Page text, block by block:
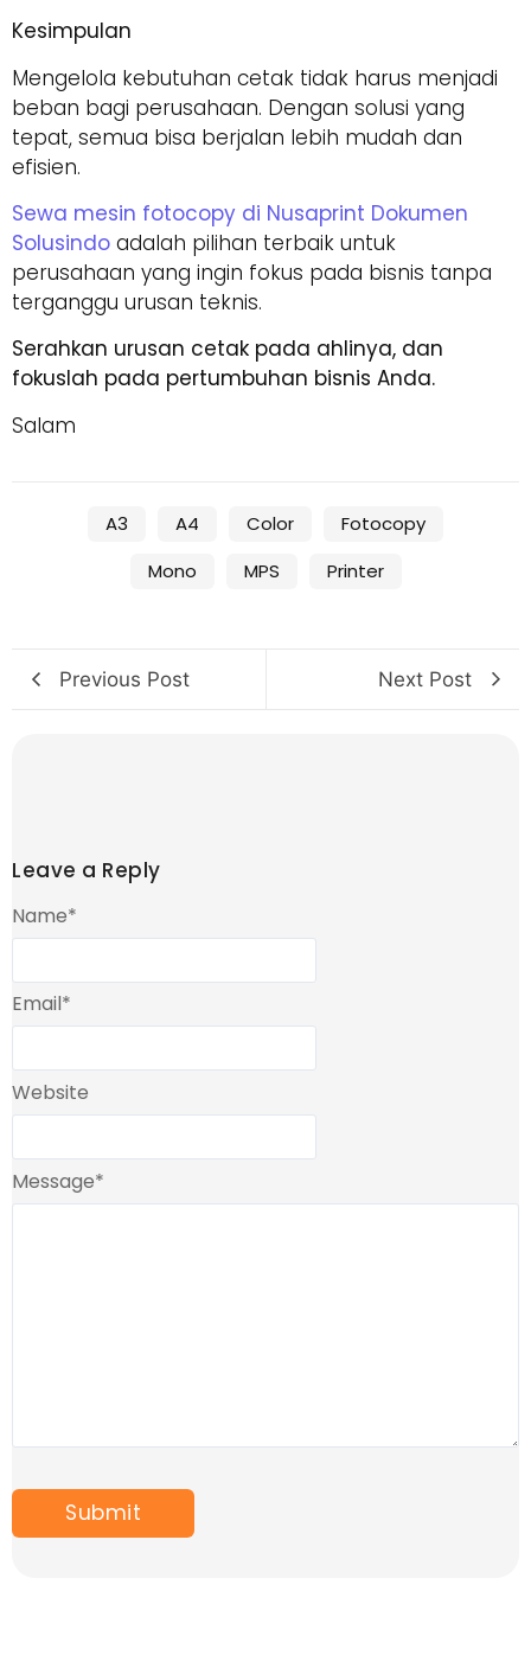
Kesimpulan
Mengelola kebutuhan cetak tidak harus menjadi
beban bagi perusahaan. Dengan solusi yang
tepat, semua bisa berjalan lebih mudah dan
efisien.
Sewa mesin fotocopy di Nusaprint Dokumen
Solusindo adalah pilihan terbaik untuk
perusahaan yang ingin fokus pada bisnis tanpa
terganggu urusan teknis.
Serahkan urusan cetak pada ahlinya, dan
fokuslah pada pertumbuhan bisnis Anda.
Salam
A3 A4 Color
Fotocopy
Mono
MPS Printer
Previous Post Next Post
Leave a Reply
Message*
Name*
Email*
Website